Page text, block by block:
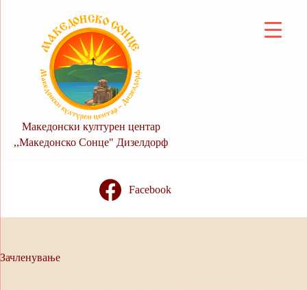
Македонски културен центар
,,Македонско Сонце" Дизелдорф
Facebook
Зачленување